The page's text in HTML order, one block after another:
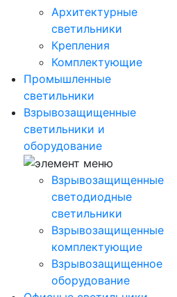
Архитектурные
светильники
Крепления
Комплектующие
Промышленные
светильники
Взрывозащищенные
светильники и
оборудование
Взрывозащищенные
светодиодные
светильники
Взрывозащищенные
комплектующие
Взрывозащищенное
оборудование